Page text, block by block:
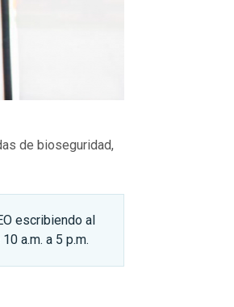
de bioseguridad,
escribiendo al
a.m. a 5 p.m.